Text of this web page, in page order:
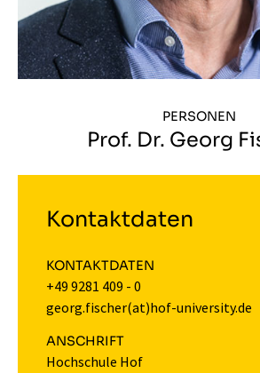
PERSONEN
Prof. Dr. Georg
Kontaktdaten
KONTAKTDATEN
+49 9281 409 - 0
georg.fischer(at)hof-university.de
ANSCHRIFT
Hochschule Hof